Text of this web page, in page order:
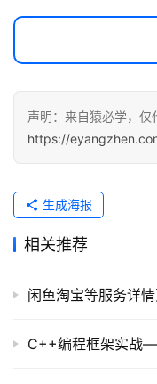
声明：来自猿必学，仅
https://
生成海报
相关推荐
闲鱼淘宝等服务详
C++编程框架实战